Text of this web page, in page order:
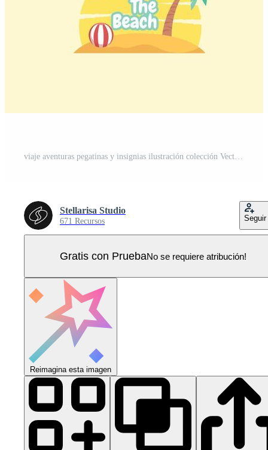
viaje aventuras pegatinas y insignias ilustración colección Vector Pro
Stellarisa Studio
671 Recursos Seguir
Gratis con PruebaNo se requiere atribución!
Reimagina esta imagen